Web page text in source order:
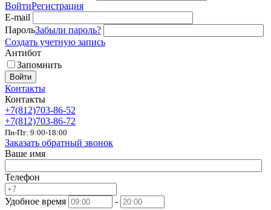
ВойтиРегистрация
E-mail
ПарольЗабыли пароль?
Создать учетную запись
Антибот
Запомнить
Войти
Контакты
Контакты
+7(812)703-86-52
+7(812)703-86-72
Пн-Пт: 9:00-18:00
Заказать обратный звонок
Ваше имя
Телефон
Удобное время
-